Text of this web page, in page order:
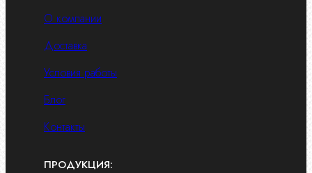
О компании
Доставка
Условия работы
Блог
Контакты
ПРОДУКЦИЯ: